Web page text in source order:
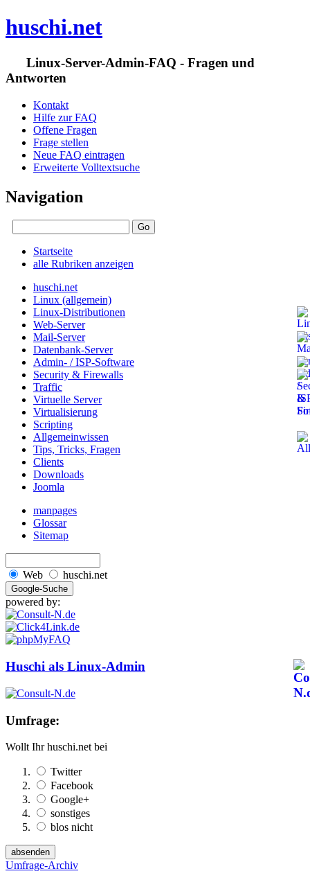
huschi.net
Linux-Server-Admin-FAQ - Fragen und
Antworten
Kontakt
Hilfe zur FAQ
Offene Fragen
Frage stellen
Neue FAQ eintragen
Erweiterte Volltextsuche
Navigation
Startseite
alle Rubriken anzeigen
huschi.net
Linux (allgemein)
Linux-Distributionen
Web-Server
Mail-Server
Datenbank-Server
Admin- / ISP-Software
Security & Firewalls
Traffic
Virtuelle Server
Virtualisierung
Scripting
Allgemeinwissen
Tips, Tricks, Fragen
Clients
Downloads
Joomla
manpages
Glossar
Sitemap
Web huschi.net
powered by:
Huschi als Linux-Admin
Umfrage:
Wollt Ihr huschi.net bei
Twitter
Facebook
Google+
sonstiges
blos nicht
Umfrage-Archiv